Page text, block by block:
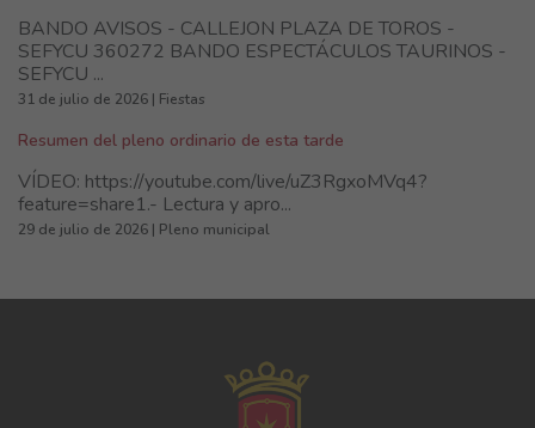
BANDO AVISOS - CALLEJON PLAZA DE TOROS -
SEFYCU 360272 BANDO ESPECTÁCULOS TAURINOS -
SEFYCU ...
31 de julio de 2026 | Fiestas
Resumen del pleno ordinario de esta tarde
VÍDEO: https://youtube.com/live/uZ3RgxoMVq4?
feature=share1.- Lectura y apro...
29 de julio de 2026 | Pleno municipal